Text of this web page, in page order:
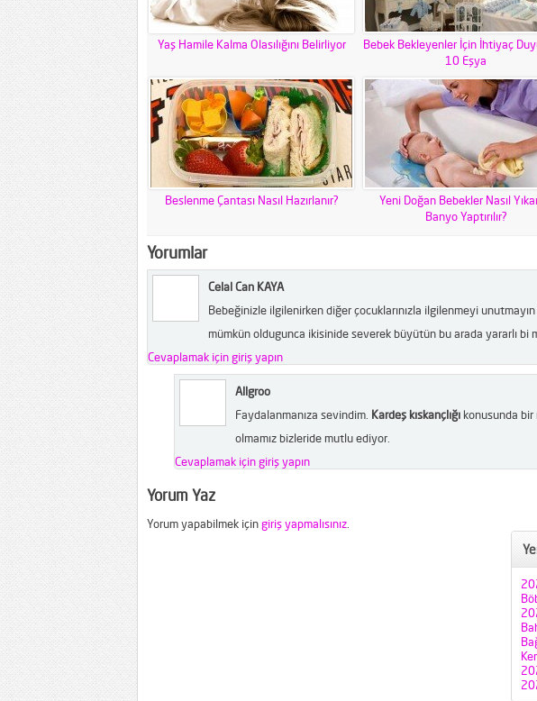
Yaş Hamile Kalma Olasılığını Belirliyor
Bebek Bekleyenler İçin İhtiyaç
10 Eşya
Beslenme Çantası Nasıl Hazırlanır?
Yeni Doğan Bebekler Nasıl
Banyo Yaptırılır?
Yorumlar
Celal Can KAYA
Bebeğinizle ilgilenirken diğer çocuklarınızla ilgilenmeyi
mümkün oldugunca ikisinide severek büyütün bu arada yararlı bi
Cevaplamak için giriş yapın
Allgroo
Faydalanmanıza sevindim. Kardeş kıskançlığı konusunda bir
olmamız bizleride mutlu ediyor.
Cevaplamak için giriş yapın
Yorum Yaz
Yorum yapabilmek içingiriş yapmalısınız